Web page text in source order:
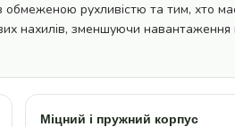
рухливістю та тим, хто
нахилів, зменшуючи навантаження
Міцний і пружний корпус